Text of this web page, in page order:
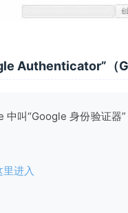
Authenticator”（
叫“Google 身份验证器
里进入